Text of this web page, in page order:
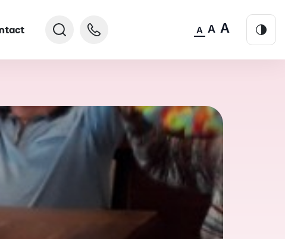
A A A